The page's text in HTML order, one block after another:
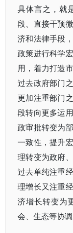
具体言之，就
段、直接干预
济和法律手段
政策进行科学
用，着力打造
过去政府部门
更加注重部门
段转向更多运
政审批转变为
一致性，提升
理转变为政府
过去单纯注重
理增长又注重
济增长转变为
会、生态等协调